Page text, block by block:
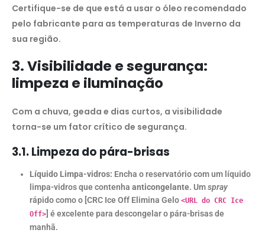
Certifique-se de que está a usar o óleo recomendado
pelo fabricante para as temperaturas de Inverno da
sua região.
3. Visibilidade e segurança:
limpeza e iluminação
Com a chuva, geada e dias curtos, a visibilidade
torna-se um fator crítico de segurança.
3.1. Limpeza do pára-brisas
Líquido Limpa-vidros: Encha o reservatório com um líquido
limpa-vidros que contenha anticongelante. Umspray
rápido como o [CRC Ice Off Elimina Gelo <URL do CRC Ice
Off>] é excelente para descongelar o pára-brisas de
manhã.